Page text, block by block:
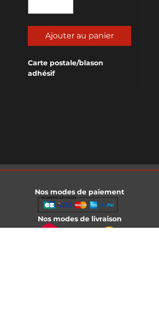
Ajouter au panier
Carte postale/blason
adhésif
Nos modes de paiement
Nos modes de livraison